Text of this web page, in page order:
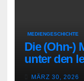
MEDIENGESCHICHTE
Die (Ohn-)
unter den
MÄRZ 30, 2026